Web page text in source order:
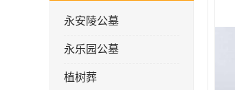
永安陵公墓
永乐园公墓
植树葬